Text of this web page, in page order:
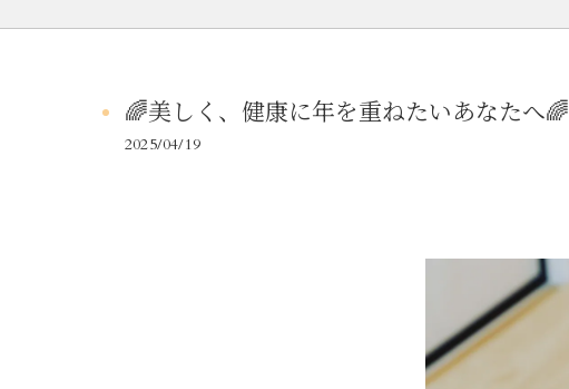
🌈美しく、健康に年を重ねたいあなたへ🌈
2025/04/19